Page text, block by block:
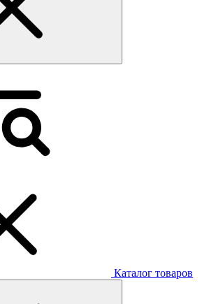
Каталог товаров